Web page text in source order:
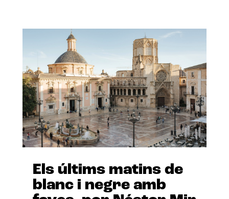
Els últims matins de
blanc i negre amb